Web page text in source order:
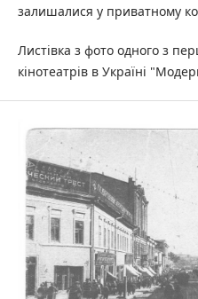
залишалися у приватному
Листівка з фото одного з
кінотеатрів в Україні